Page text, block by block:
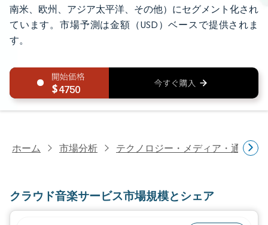
南米、欧州、アジア太平洋、その他）にセグメント化され
ています。市場予測は金額（USD）ベースで提供されま
す。
4750
ホーム 市場分析 テクノロジー・メディア・通信研
クラウド音楽サービス市場規模とシェア